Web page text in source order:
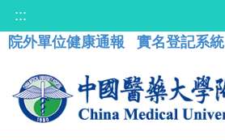
:::
院外單位健康通報
實名登記系統